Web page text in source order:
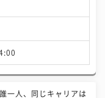
一人、同じキャリアは